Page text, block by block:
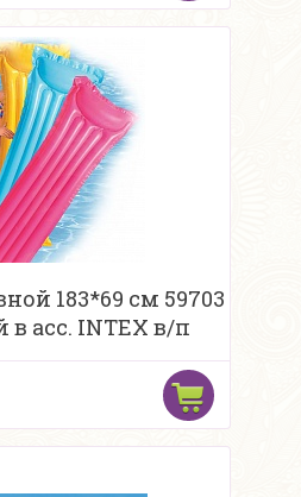
183*69 см 59703
асс. INTEX в/п